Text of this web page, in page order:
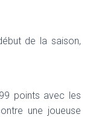
de la saison,
points avec les
une joueuse